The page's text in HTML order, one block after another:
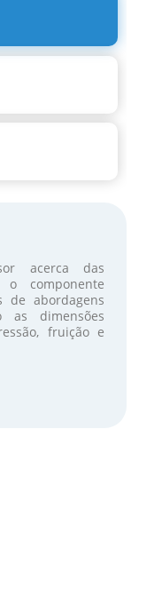
acerca das
o componente
de abordagens
as dimensões
fruição e